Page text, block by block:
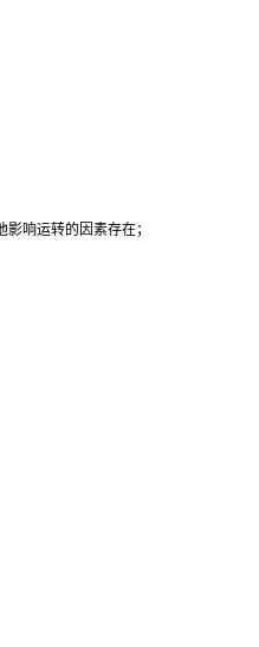
响运转的因素存在；